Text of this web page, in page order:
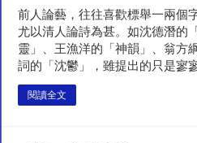
前人論藝，往往喜歡標舉一兩個
尤以清人論詩為甚。如沈德潛的
靈」、王漁洋的「神韻」、翁方
詞的「沈鬱」，雖提出的只是寥
閱讀全文